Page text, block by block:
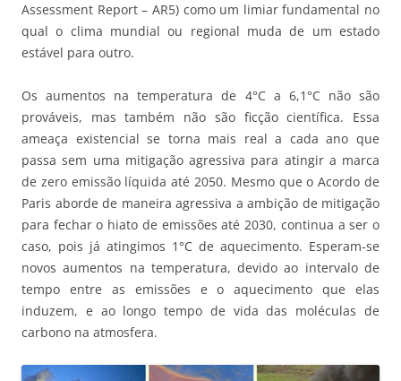
Assessment Report – AR5) como um limiar fundamental no
qual o clima mundial ou regional muda de um estado
estável para outro.
Os aumentos na temperatura de 4°C a 6,1°C não são
prováveis, mas também não são ficção científica. Essa
ameaça existencial se torna mais real a cada ano que
passa sem uma mitigação agressiva para atingir a marca
de zero emissão líquida até 2050. Mesmo que o Acordo de
Paris aborde de maneira agressiva a ambição de mitigação
para fechar o hiato de emissões até 2030, continua a ser o
caso, pois já atingimos 1°C de aquecimento. Esperam-se
novos aumentos na temperatura, devido ao intervalo de
tempo entre as emissões e o aquecimento que elas
induzem, e ao longo tempo de vida das moléculas de
carbono na atmosfera.